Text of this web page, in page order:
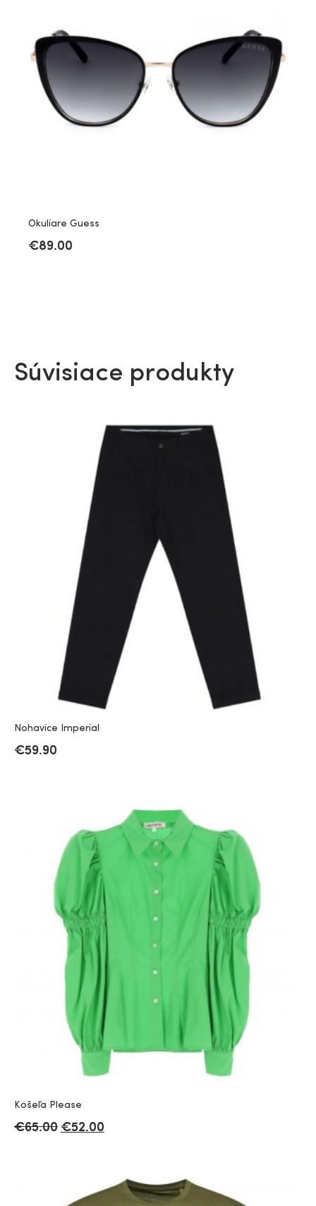
Okuliare Guess
€89.00
Súvisiace produkty
Nohavice Imperial
€59.90
Košeľa Please
€65.00 €52.00